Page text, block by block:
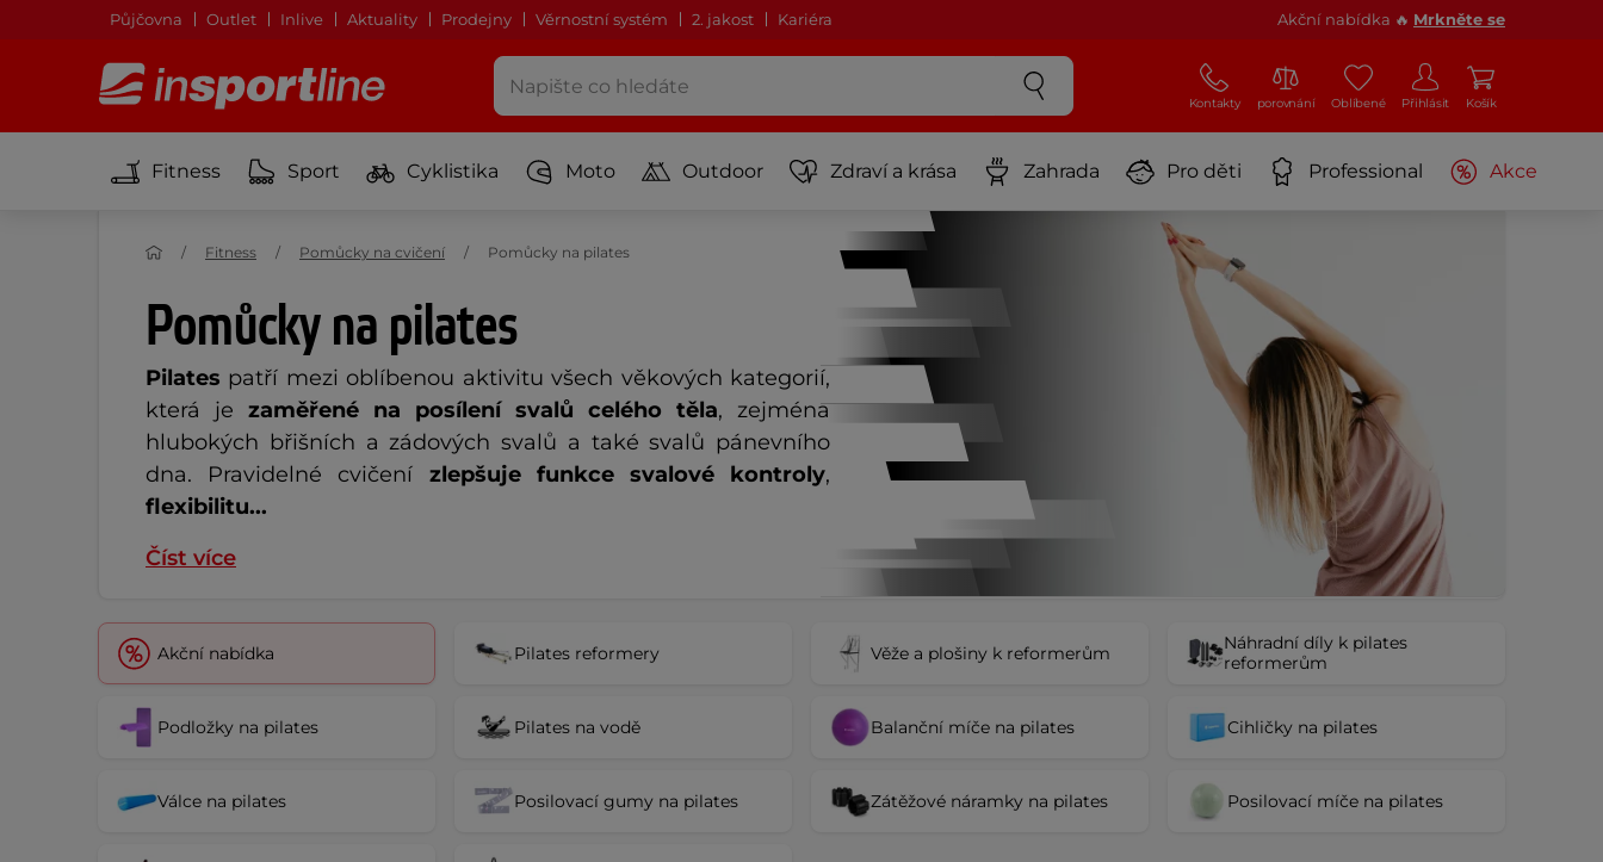
Půjčovna Outlet Inlive Aktuality Prodejny Věrnostní systém 2. jakost Kariéra Akční nabídka 🔥 Mrkněte se
Kontakty porovnání Oblíbené Přihlásit Košík
Fitness Sport Cyklistika Moto Outdoor Zdraví a krása Zahrada Pro děti Professional Akce
Pomůcky na pilates
Pilates patří mezi oblíbenou aktivitu všech věkových kategorií,
která je zaměřené na posílení svalů celého těla, zejména
hlubokých břišních a zádových svalů a také svalů pánevního
dna. Pravidelné cvičení zlepšuje funkce svalové kontroly,
flexibilitu...
Číst více
Fitness Pomůcky na cvičení Pomůcky na pilates
Akční nabídka Pilates reformery Věže a plošiny k reformerům
Náhradní díly k pilates
reformerům
Podložky na pilates Pilates na vodě Balanční míče na pilates Cihličky na pilates
Válce na pilates Posilovací gumy na pilates Zátěžové náramky na pilates Posilovací míče na pilates